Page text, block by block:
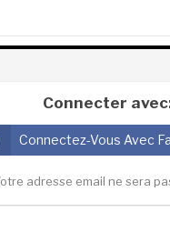
Connecter
Connectez-Vous Avec
adresse email ne sera